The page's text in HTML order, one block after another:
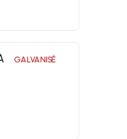
GALVANISÉ